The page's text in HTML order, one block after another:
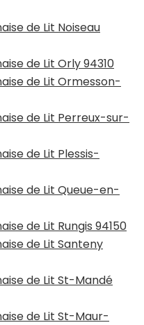
de Lit Noiseau
de Lit Orly 94310
de Lit Ormesson-
de Lit Perreux-sur-
de Lit Plessis-
de Lit Queue-en-
de Lit Rungis 94150
de Lit Santeny
de Lit St-Mandé
de Lit St-Maur-